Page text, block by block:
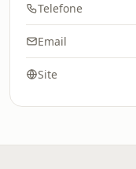
Telefone
Email
Site